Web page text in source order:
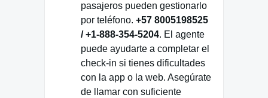
pasajeros pueden gestionarlo
por teléfono. +57 8005198525
/ +1-888-354-5204. El agente
puede ayudarte a completar el
check-in si tienes dificultades
con la app o la web. Asegúrate
de llamar con suficiente